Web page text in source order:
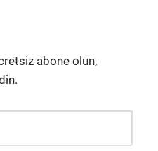
abone olun,